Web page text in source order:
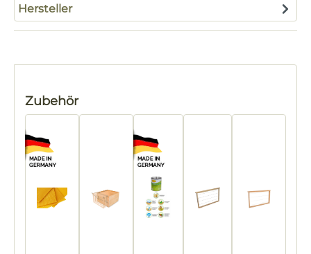
Hersteller
Produktgalerie überspringen
Zubehör